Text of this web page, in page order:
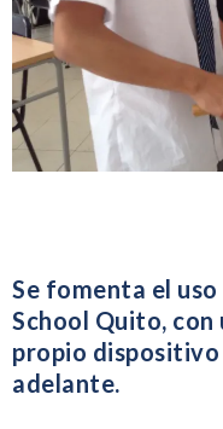
Se fomenta el
School Quito, con
propio
adelante.